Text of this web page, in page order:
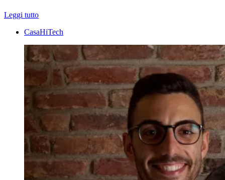
Leggi tutto
CasaHiTech